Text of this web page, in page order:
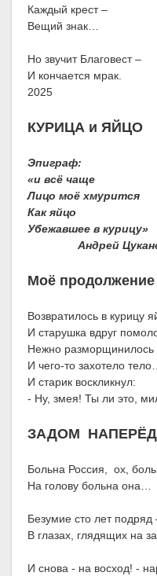
Каждый крест –
Вещий знак…
Но звучит Благовест –
И кончается мрак.
2025
КУРИЦА и ЯЙЦО
Эпиграф:
«и всё чаще
Лицо моё хмурится
Как яйцо
Убежавшее в курицу»
Андрей Цуканов,
Моё
Возвратилось в курицу
И старушка вдруг
Нежно разморщинилось
И чего-то захотело тело…
И старик воскликнул:
- Ну, змея! Ты ли это,
ЗАДОМ НАПЕРЁД
Больна Россия, ох,
На голову больна она…
Безумие сто лет подряд
В глазах, глядящих на
И снова - на восход! -